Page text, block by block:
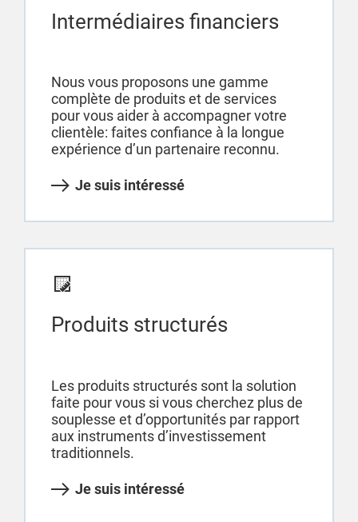
Intermédiaires financiers
Nous vous proposons une gamme
complète de produits et de services
pour vous aider à accompagner votre
clientèle: faites confiance à la longue
expérience d’un partenaire reconnu.
Je suis intéressé
Produits structurés
Les produits structurés sont la solution
faite pour vous si vous cherchez plus de
souplesse et d’opportunités par rapport
aux instruments d’investissement
traditionnels.
Je suis intéressé